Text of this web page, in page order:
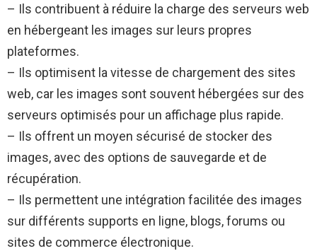
– Ils contribuent à réduire la charge des serveurs web
en hébergeant les images sur leurs propres
plateformes.
– Ils optimisent la vitesse de chargement des sites
web, car les images sont souvent hébergées sur des
serveurs optimisés pour un affichage plus rapide.
– Ils offrent un moyen sécurisé de stocker des
images, avec des options de sauvegarde et de
récupération.
– Ils permettent une intégration facilitée des images
sur différents supports en ligne, blogs, forums ou
sites de commerce électronique.